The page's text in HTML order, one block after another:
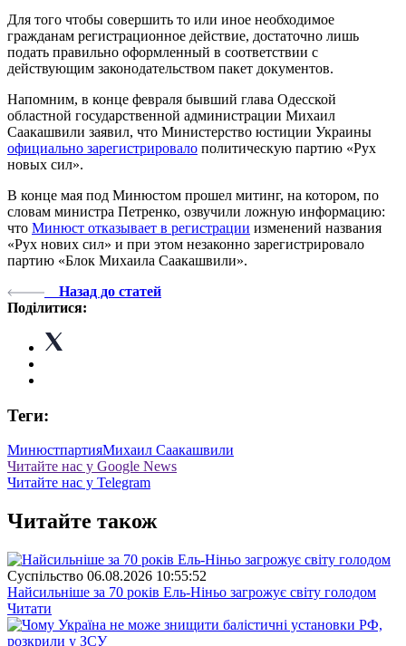
Для того чтобы совершить то или иное необходимое
гражданам регистрационное действие, достаточно лишь
подать правильно оформленный в соответствии с
действующим законодательством пакет документов.
Напомним, в конце февраля бывший глава Одесской
областной государственной администрации Михаил
Саакашвили заявил, что Министерство юстиции Украины
официально зарегистрировало политическую партию «Рух
новых сил».
В конце мая под Минюстом прошел митинг, на котором, по
словам министра Петренко, озвучили ложную информацию:
что Минюст отказывает в регистрации изменений названия
«Рух нових сил» и при этом незаконно зарегистрировало
партию «Блок Михаила Саакашвили».
Назад до статей
Поділитися:
Теги:
МинюстпартияМихаил Саакашвили
Читайте нас у Google News
Читайте нас у Telegram
Читайте також
Суспiльство 06.08.2026 10:55:52
Найсильніше за 70 років Ель-Ніньо загрожує світу голодом
Читати